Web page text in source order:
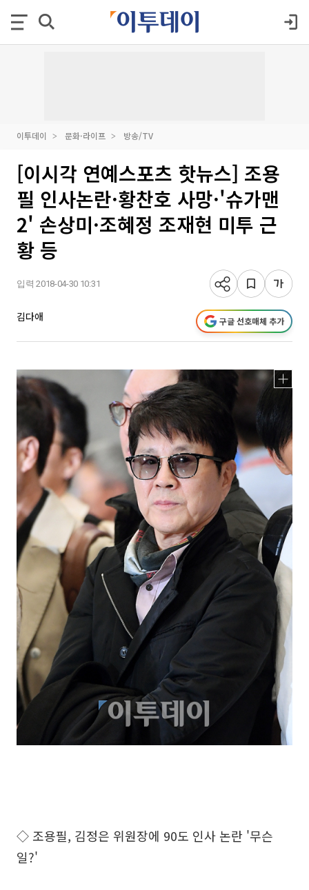
이투데이 문화·라이프 방송/TV
[이시각 연예스포츠 핫뉴스] 조용
필 인사논란·황찬호 사망·'슈가맨
2' 손상미·조혜정 조재현 미투 근
황 등
입력 2018-04-30 10:31
김다애 구글 선호매체 추가
◇ 조용필, 김정은 위원장에 90도 인사 논란 '무슨
일?'